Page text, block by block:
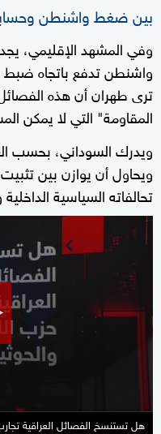
بين ضغط واشنطن
وفي المشهد الإقليمي،
واشنطن تدفع باتجاه ضبط
ترى طهران أن هذه
المقاومة" التي لا يمكن
ويدرك السوداني، بحسب
ويحاول أن يوازن بين
تحالفاته السياسية الداخلية
هل تستنسخ الفصائل العراقية